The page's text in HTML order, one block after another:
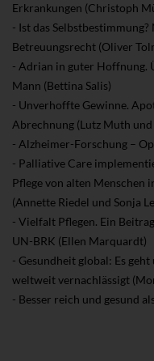
Erkrankungen (Christoph
- Ist das
Betreuungsrecht (Oliver
- Adrian in guter Hoffnung.
Mann (Bettina Salis)
- Unverhoffte Gewinne.
Abrechnung (Lutz Muth und
- Alzheimer-Forschung –
- Palliative Care
Pflege von alten Menschen
(Annette Riedel und Sonja
- Vielfalt Pflegen. Ein
UN-BRK (Ellen Marquardt)
- Gesundheit global: Es
weltweit vernachlässigt
- Besser reich und gesund